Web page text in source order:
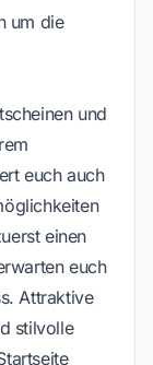
um die
und
euch auch
einen
euch
Attraktive
stilvolle